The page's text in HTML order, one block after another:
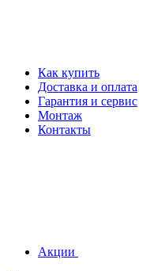
Как купить
Доставка и оплата
Гарантия и сервис
Монтаж
Контакты
Акции